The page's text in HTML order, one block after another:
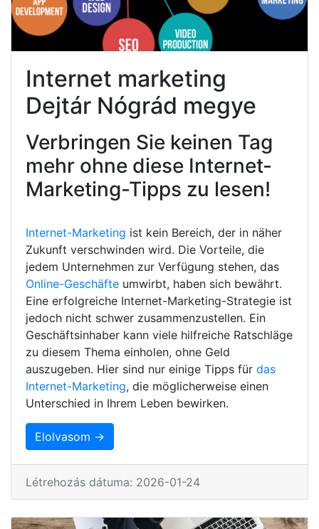
Internet marketing
Dejtár Nógrád megye
Verbringen Sie keinen Tag
mehr ohne diese Internet-
Marketing-Tipps zu lesen!
Internet-Marketing ist kein Bereich, der in näher
Zukunft verschwinden wird. Die Vorteile, die
jedem Unternehmen zur Verfügung stehen, das
Online-Geschäfte umwirbt, haben sich bewährt.
Eine erfolgreiche Internet-Marketing-Strategie ist
jedoch nicht schwer zusammenzustellen. Ein
Geschäftsinhaber kann viele hilfreiche Ratschläge
zu diesem Thema einholen, ohne Geld
auszugeben. Hier sind nur einige Tipps für das
Internet-Marketing, die möglicherweise einen
Unterschied in Ihrem Leben bewirken.
Elolvasom →
Létrehozás dátuma: 2026-01-24